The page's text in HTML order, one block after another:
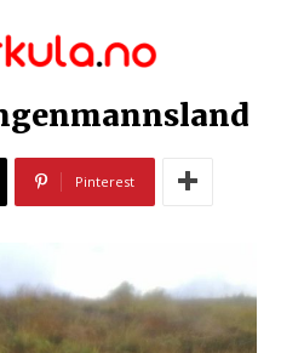
Pinterest